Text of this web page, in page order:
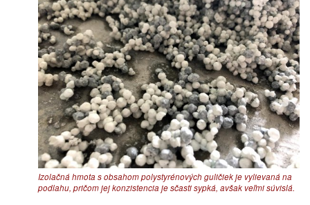
Izolačná hmota s obsahom polystyrénových guličiek je vylievaná na
podlahu, pričom jej konzistencia je sčasti sypká, avšak veľmi súvislá.